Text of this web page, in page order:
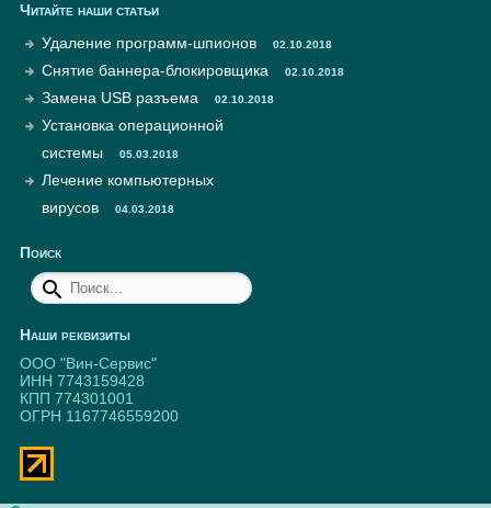
Читайте наши статьи
Удаление программ-шпионов
02.10.2018
Снятие баннера-блокировщика 02.10.2018
Замена USB разъема 02.10.2018
Установка операционной
системы
05.03.2018
Лечение компьютерных
вирусов
04.03.2018
Поиск
Наши реквизиты
ООО "Вин-Сервис"
ИНН 7743159428
КПП 774301001
ОГРН 1167746559200